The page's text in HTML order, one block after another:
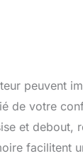
peuvent
de votre
et debout,
facilitent